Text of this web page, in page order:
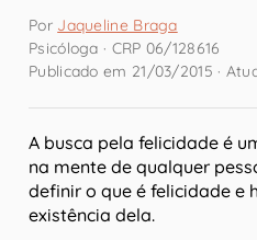
Por Jaqueline Braga
Psicóloga · CRP 06/128616
Publicado em 21/03/2015 ·
A busca pela felicidade é
na mente de qualquer
definir o que é felicidade e
existência dela.